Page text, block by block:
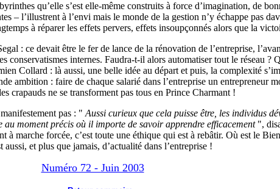
qu’elle s’est elle-même construits à force d’imagination, de
– l’illustrent à l’envi mais le monde de la gestion n’y échappe pas
à réparer les effets pervers, effets insoupçonnés alors que la
: ce devait être le fer de lance de la rénovation de l’entreprise,
conservatismes internes. Faudra-t-il alors automatiser tout le réseau
Collard : là aussi, une belle idée au départ et puis, la complexité
ambition : faire de chaque salarié dans l’entreprise un entrepreneur
ne se transforment pas tous en Prince Charmant !
pas : " Aussi curieux que cela puisse être, les individus
au moment précis où il importe de savoir apprendre efficacement",
à marche forcée, c’est toute une éthique qui est à rebâtir. Où est le
et plus que jamais, d’actualité dans l’entreprise !
Numéro 72 - Juin 2003